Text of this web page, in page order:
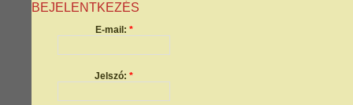
BEJELENTKEZÉS
E-mail: *
Jelszó: *